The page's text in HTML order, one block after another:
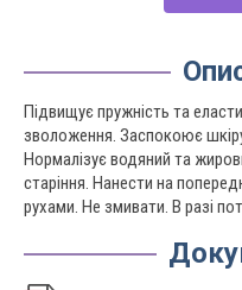
Підвищує пружність та
зволоження. Заспокоює
Нормалізує водяний та
старіння. Нанести на
рухами. Не змивати. В разі